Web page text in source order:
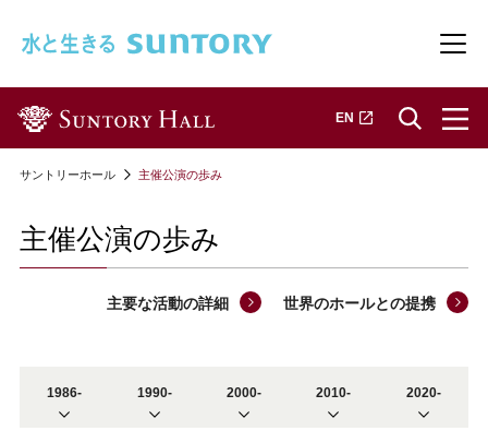
メ
EN 新しいタブで開きます
サントリーホール 主催公演の歩み
主催公演の歩み
主要な活動の詳細 世界のホールとの提携
1986- 1990- 2000- 2010- 2020-